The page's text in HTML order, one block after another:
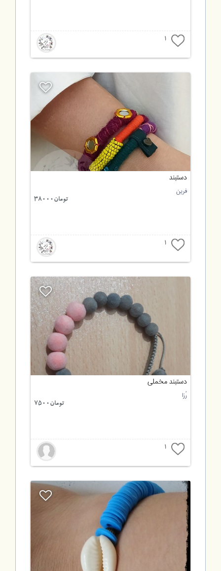
1
دستبند
فرین
تومان38000
1
دستبند مخملی
رُزا
تومان7500
1